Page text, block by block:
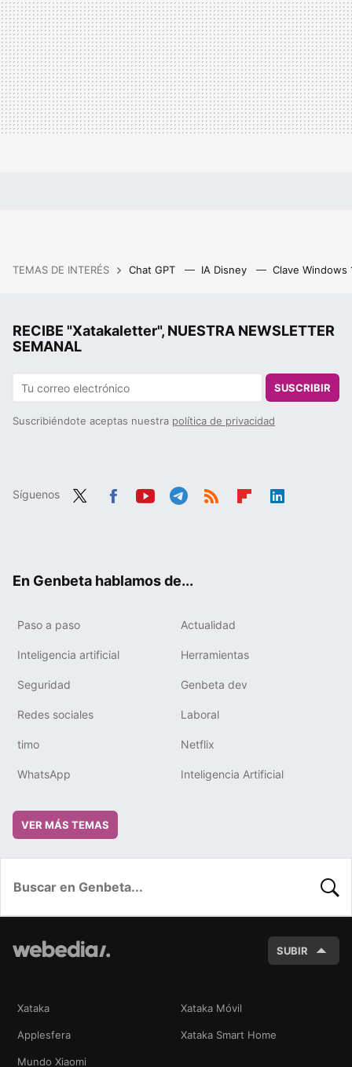
TEMAS DE INTERÉS Chat GPT IA Disney Clave Windows
RECIBE "Xatakaletter", NUESTRA NEWSLETTER
SEMANAL
SUSCRIBIR
Suscribiéndote aceptas nuestra política de privacidad
Síguenos
En Genbeta hablamos de...
Paso a paso Actualidad
Inteligencia artificial Herramientas
Seguridad Genbeta dev
Redes sociales Laboral
timo Netflix
WhatsApp Inteligencia Artificial
VER MÁS TEMAS
SUBIR
Xataka Xataka Móvil
Applesfera Xataka Smart Home
Mundo Xiaomi